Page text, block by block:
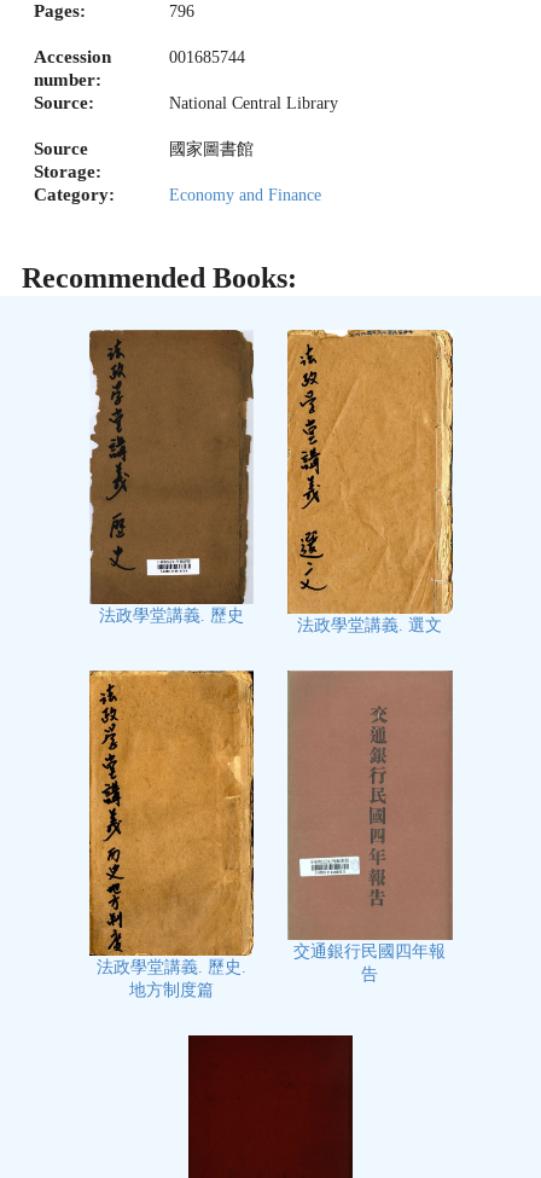
Pages: 796
Accession
number:
001685744
Source: National Central Library
Source
Storage:
國家圖書館
Category: Economy and Finance
Recommended Books:
法政學堂講義. 歷史
法政學堂講義. 選文
法政學堂講義. 歷史.
地方制度篇
交通銀行民國四年報
告